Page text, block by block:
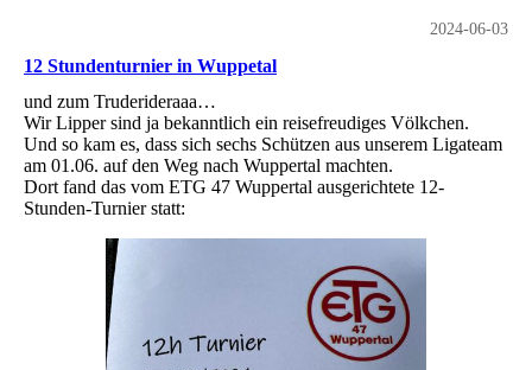
2024-06-03
12 Stundenturnier in Wuppetal
und zum Truderideraaa…
Wir Lipper sind ja bekanntlich ein reisefreudiges Völkchen.
Und so kam es, dass sich sechs Schützen aus unserem Ligateam
am 01.06. auf den Weg nach Wuppertal machten.
Dort fand das vom ETG 47 Wuppertal ausgerichtete 12-
Stunden-Turnier statt: